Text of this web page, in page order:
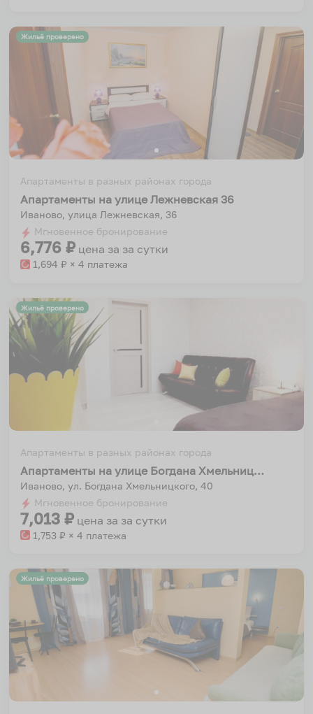
Жильё проверено
Апартаменты в разных районах города
Апартаменты на улице Лежневская 36
Иваново, улица Лежневская, 36
Мгновенное бронирование
6,776 ₽ цена за за сутки
1,694 ₽ × 4 платежа
Жильё проверено
Апартаменты в разных районах города
Апартаменты на улице Богдана Хмельницкого 40
Иваново, ул. Богдана Хмельницкого, 40
Мгновенное бронирование
7,013 ₽ цена за за сутки
1,753 ₽ × 4 платежа
Жильё проверено